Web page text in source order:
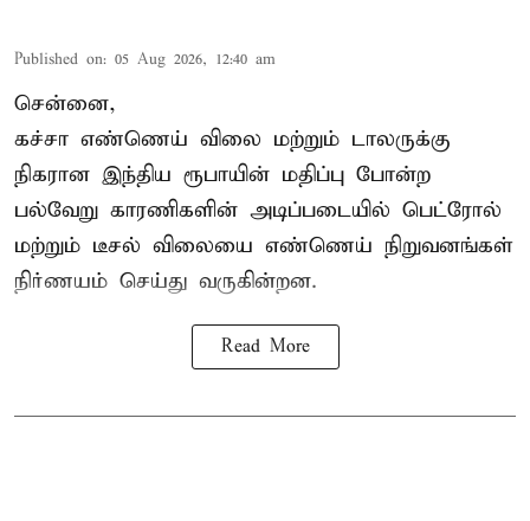
Published on: 05 Aug 2026, 12:40 am
சென்னை,
கச்சா எண்ணெய் விலை மற்றும் டாலருக்கு
நிகரான இந்திய ரூபாயின் மதிப்பு போன்ற
பல்வேறு காரணிகளின் அடிப்படையில் பெட்ரோல்
மற்றும் டீசல் விலையை எண்ணெய் நிறுவனங்கள்
நிர்ணயம் செய்து வருகின்றன.
Read More